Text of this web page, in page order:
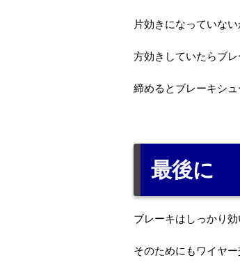
片効きになっていない
方効きしていたらブ
締めるとブレーキシ
最後に
ブレーキはしっかり
そのためにもワイヤ